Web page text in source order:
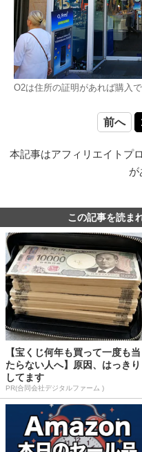
O2は住所の証明があれば購入
前へ
本記事はアフィリエイトプ
が
この記事を読ま
【宝くじ何年も買って一度も当
たらない人へ】原因、はっきり
してます
PR(合同会社デジタルファーム )